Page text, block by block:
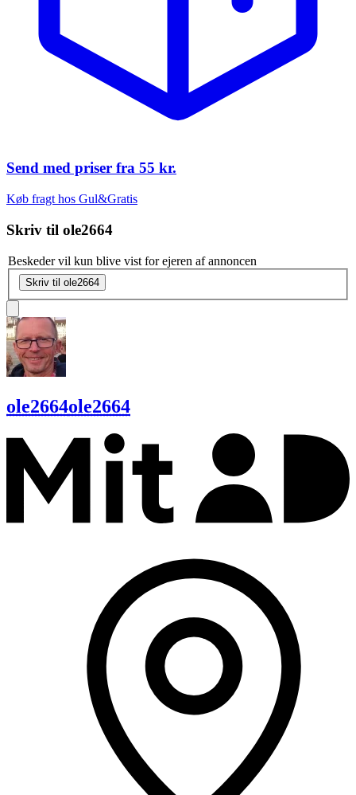
Send med priser fra 55 kr.
Køb fragt hos Gul&Gratis
Skriv til ole2664
Beskeder vil kun blive vist for ejeren af annoncen
Skriv til ole2664
ole2664ole2664